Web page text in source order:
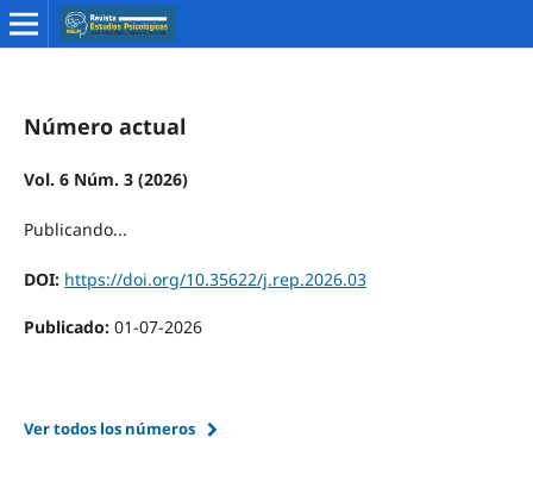
Número actual
Vol. 6 Núm. 3 (2026)
Publicando...
DOI: https://doi.org/10.35622/j.rep.2026.03
Publicado: 01-07-2026
Ver todos los números